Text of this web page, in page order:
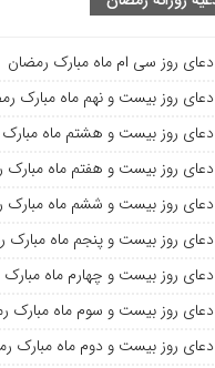
دعای روز سی ام ماه مبارک رمضان
دعای روز بیست و نهم ماه مبارک
دعای روز بیست و هشتم ماه
دعای روز بیست و هفتم ماه مبارک
دعای روز بیست و ششم ماه مبارک
دعای روز بیست و پنجم ماه مبارک
دعای روز بیست و چهارم ماه
دعای روز بیست و سوم ماه مبارک
دعای روز بیست و دوم ماه مبارک